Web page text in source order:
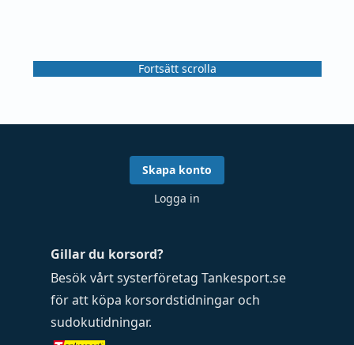
Fortsätt scrolla
Gillar du korsord?
Besök vårt systerföretag Tankesport.se
för att köpa korsordstidningar och
sudokutidningar.
Skapa konto
Logga in